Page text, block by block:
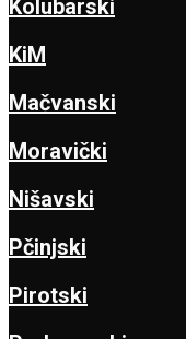
Kolubarski
KiM
Mačvanski
Moravički
Nišavski
Pčinjski
Pirotski